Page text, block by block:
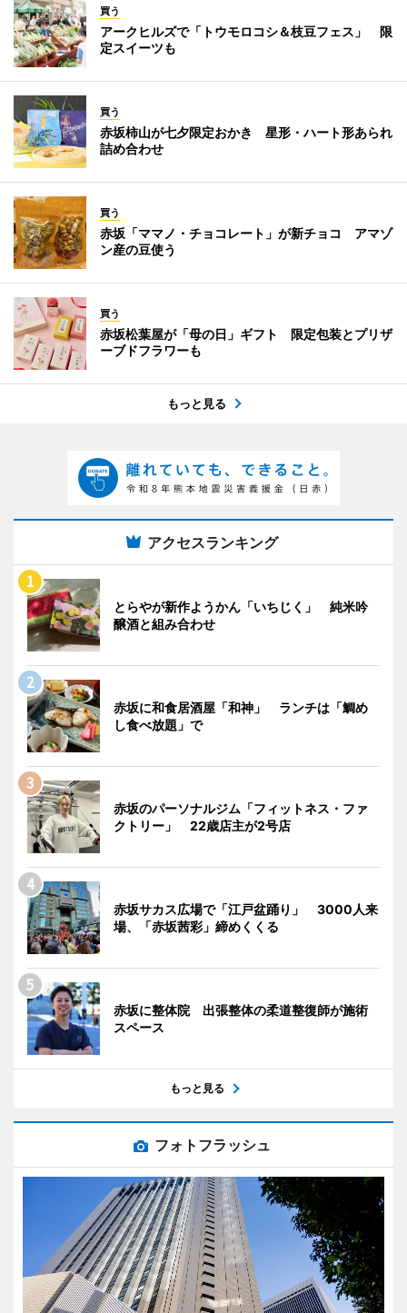
買う
アークヒルズで「トウモロコシ＆枝豆フェス」 限
定スイーツも
買う
赤坂柿山が七夕限定おかき 星形・ハート形あられ
詰め合わせ
買う
赤坂「ママノ・チョコレート」が新チョコ アマゾ
ン産の豆使う
買う
赤坂松葉屋が「母の日」ギフト 限定包装とプリザ
ーブドフラワーも
もっと見る
アクセスランキング
とらやが新作ようかん「いちじく」 純米吟
醸酒と組み合わせ
赤坂に和食居酒屋「和神」 ランチは「鯛め
し食べ放題」で
赤坂のパーソナルジム「フィットネス・ファ
クトリー」 22歳店主が2号店
赤坂サカス広場で「江戸盆踊り」 3000人来
場、「赤坂茜彩」締めくくる
赤坂に整体院 出張整体の柔道整復師が施術
スペース
もっと見る
フォトフラッシュ